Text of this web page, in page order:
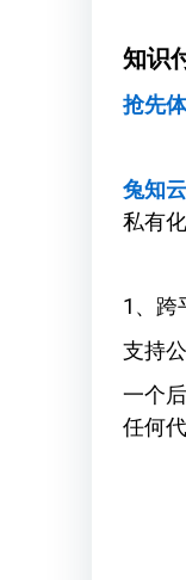
知识
抢先
兔知
私有
1、跨
支持
一个
任何代